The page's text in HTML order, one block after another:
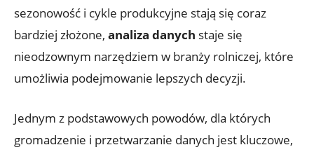
sezonowość i cykle produkcyjne stają się coraz
bardziej złożone, analiza danych staje się
nieodzownym narzędziem w branży rolniczej, które
umożliwia podejmowanie lepszych decyzji.
Jednym z podstawowych powodów, dla których
gromadzenie i przetwarzanie danych jest kluczowe,